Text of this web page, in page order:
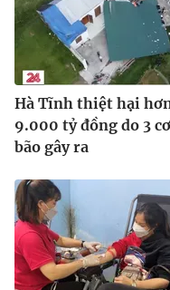
® Cấm sao chép dưới
thuận bằng văn bản. Ghi
thông tin từ website này.
Hà Tĩnh thiệt hại
9.000 tỷ đồng do 3
bão gây ra